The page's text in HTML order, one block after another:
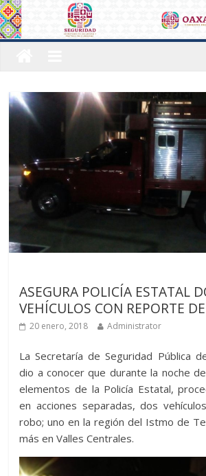
ASEGURA POLICÍA ESTATAL
VEHÍCULOS CON REPORTE
20 enero, 2018 Administrator
La Secretaría de Seguridad Pública
dio a conocer que durante la noche
elementos de la Policía Estatal,
en acciones separadas, dos
robo; uno en la región del Istmo de
más en Valles Centrales.